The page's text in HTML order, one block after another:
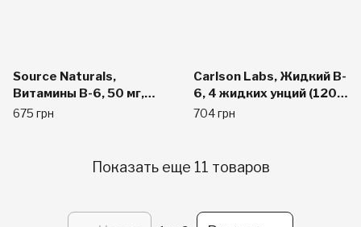
Source Naturals,
Витамины B-6, 50 мг,
250 таблеток
675 грн
Carlson Labs, Жидкий B-
6, 4 жидких унций (120
мл)
704 грн
Показать еще 11 товаров